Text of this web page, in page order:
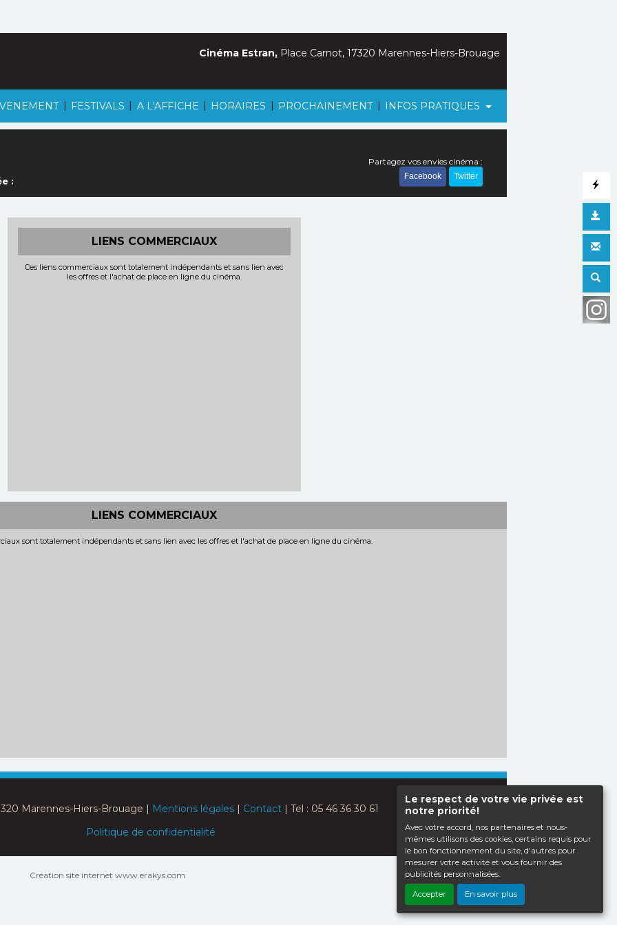
Le respect de votre vie privée est
notre priorité!
Avec votre accord, nos partenaires et nous-
mêmes utilisons des cookies, certains requis pour
le bon fonctionnement du site, d'autres pour
mesurer votre activité et vous fournir des
publicités personnalisées.
Accepter En savoir plus
| FESTIVALS | A L'AFFICHE | HORAIRES | PROCHAINEMENT | INFOS PRATIQUES
Cinéma Estran, Place Carnot, 17320 Marennes-Hiers-Brouage
:
Partagez vos envies cinéma :
Facebook Twitter
LIENS COMMERCIAUX
Ces liens commerciaux sont totalement indépendants et sans lien avec
les offres et l'achat de place en ligne du cinéma.
LIENS COMMERCIAUX
sont totalement indépendants et sans lien avec les offres et l'achat de place en ligne du cinéma.
Marennes-Hiers-Brouage | Mentions légales| Contact| Tel : 05 46 36 30 61
Politique de confidentialité
Haut de page
Création site internet www.erakys.com